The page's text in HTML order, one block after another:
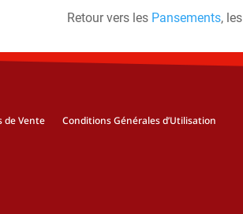
Retour vers les Pansements, les
de Vente Conditions Générales d’Utilisation